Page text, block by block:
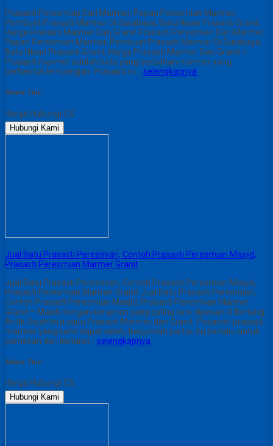
Prasasti Peresmian Dari Marmer, Papan Peresmian Marmer,
Pembuat Prasasti Marmer Di Surabaya, Batu Nisan Prasasti Granit,
Harga Prasasti Marmer Dan Granit Prasasti Peresmian Dari Marmer,
Papan Peresmian Marmer, Pembuat Prasasti Marmer Di Surabaya,
Batu Nisan Prasasti Granit, Harga Prasasti Marmer Dan Granit –
Prasasti marmer adalah batu yang berbahan marmer yang
berbentuk lempengan. Prasasti ini… selengkapnya
Share This :
Harga Hubungi CS
Hubungi Kami
Jual Batu Prasasti Peresmian, Contoh Prasasti Peresmian Masjid,
Prasasti Peresmian Marmer Granit
Jual Batu Prasasti Peresmian, Contoh Prasasti Peresmian Masjid,
Prasasti Peresmian Marmer Granit Jual Batu Prasasti Peresmian,
Contoh Prasasti Peresmian Masjid, Prasasti Peresmian Marmer
Granit – Masih dengan kerajinan yang paling laris dipesan di Bintang
Antik Sejahtera yaitu Prasasti Marmer dan Granit. Pesanan prasasti
marmer yang kami dapat selalu berjumlah partai, itu berlaku untuk
pemesan dari instansi… selengkapnya
Share This :
Harga Hubungi CS
Hubungi Kami